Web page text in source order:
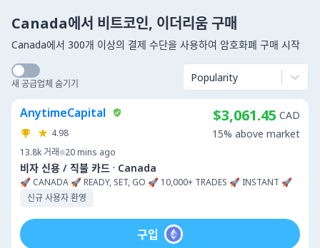
Canada에서 비트코인, 이더리움 구매
Canada에서 300개 이상의 결제 수단을 사용하여 암호화폐 구매 시작
새 공급업체 숨기기 Popularity
AnytimeCapital
4.98
13.8k 거래 20 mins ago
비자 신용 / 직불 카드 · Canada
🚀 CANADA 🚀 READY, SET, GO 🚀 10,000+ TRADES 🚀 INSTANT 🚀
신규 사용자 환영
$3,061.45 CAD
15% above market
구입